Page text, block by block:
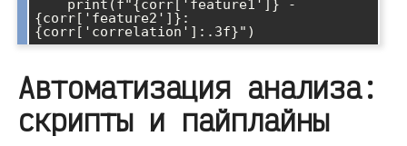
{corr['feature2']}:
Автоматизация анализа:
скрипты и пайплайны